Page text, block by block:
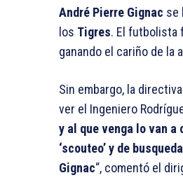
André Pierre Gignac se
los Tigres. El futbolista
ganando el cariño de la
Sin embargo, la
ver el Ingeniero
y al que venga lo van
‘scouteo’ y de
Gignac“, comentó el